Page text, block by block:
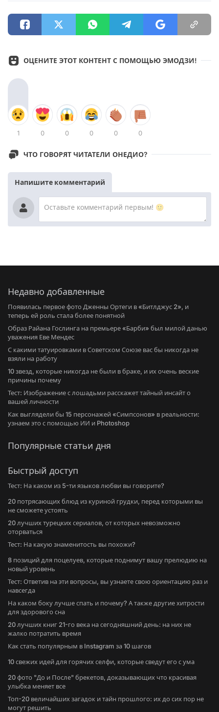
ОЦЕНИТЕ ЭТОТ КОНТЕНТ С ПОМОЩЬЮ ЭМОДЗИ!
1 0 0 0 0 0
ЧТО ГОВОРЯТ ЧИТАТЕЛИ ОНЕДИО?
Напишите комментарий
Недавно добавленные
Появилась первое фото Дженны Ортеги в «Битлджус 2», и
теперь ей роль стала более понятной
Образ Райана Гослинга на премьере «Барби» был милой данью
уважения Еве Мендес
С какими татуировками в Советском Союзе вас бы никогда не
взяли на работу
10 звезд, которые никогда не были в браке, и их очень веские
причины почему
Тест: Изображение с лошадьми расскажет тайный инсайт о
вашей личности
Как выглядели бы 15 персонажей «Симпсонов» в реальности:
узнаем это с помощью ИИ и Photoshop
Популярные статьи дня
Быстрый доступ
Тест: На каком из 5-ти языков любви вы говорите?
20 потрясающих блюд из куриной грудки, перед которыми вы
не сможете устоять
20 лучших турецких сериалов, от которых невозможно
оторваться
Тест: На какую знаменитость вы похожи?
8 позиций для поцелуев, которые поднимут вашу прелюдию на
новый уровень
Тест: Ответив на эти вопросы, вы узнаете свою ориентацию раз и
навсегда
На каком боку лучше спать и почему? А также другие хитрости
для здорового сна
20 лучших книг 21-го века на сегодняшний день: на них не
жалко потратить время
Как стать популярным в Instagram за 10 шагов
10 свежих идей для горячих селфи, которые сведут его с ума
20 фото "До и После" брекетов, доказывающих что красивая
улыбка меняет все
Топ-20 величайших загадок и тайн прошлого: их до сих пор не
могут решить